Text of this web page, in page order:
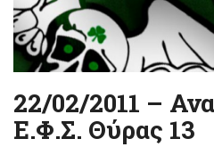
22/02/2011 –
Ε.Φ.Σ. Θύρας 13